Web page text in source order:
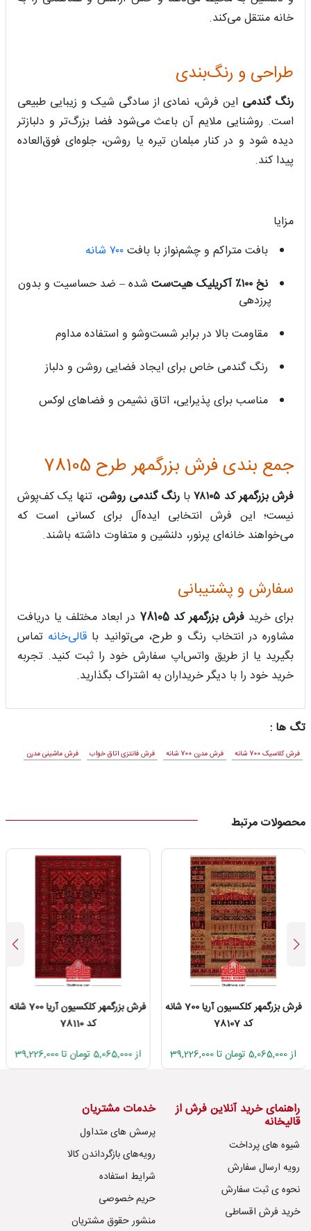
خانه منتقل می‌کند.
طراحی و رنگ‌بندی
رنگ گندمی این فرش، نمادی از سادگی شیک و زیبایی طبیعی
است. روشنایی ملایم آن باعث می‌شود فضا بزرگ‌تر و دلبازتر
دیده شود و در کنار مبلمان تیره یا روشن، جلوه‌ای فوق‌العاده
پیدا کند.
مزایا
بافت متراکم و چشم‌نواز با بافت۷۰۰ شانه
نخ ۱۰۰٪ آکریلیک هیت‌ست
شده – ضد حساسیت و بدون
پرزدهی
مقاومت بالا در برابر شست‌وشو و استفاده مداوم
رنگ گندمی خاص برای ایجاد فضایی روشن و دلباز
مناسب برای پذیرایی، اتاق نشیمن و فضاهای لوکس
جمع بندی فرش بزرگمهر طرح 78105
فرش بزرگمهر کد ۷۸۱۰۵ با رنگ گندمی روشن، تنها یک کف‌پوش
نیست؛ این فرش انتخابی ایده‌آل برای کسانی است که
می‌خواهند خانه‌ای پرنور، دلنشین و متفاوت داشته باشند.
سفارش و پشتیبانی
برای خرید فرش بزرگمهر کد 78105
در ابعاد مختلف یا دریافت
مشاوره در انتخاب رنگ و طرح، می‌توانید با قالی‌خانه تماس
بگیرید یا از طریق واتس‌اپ سفارش خود را ثبت کنید. تجربه
خرید خود را با دیگر خریداران به اشتراک بگذارید.
تگ ها :
فرش کلاسیک 700 شانه فرش مدرن 700 شانه فرش فانتزی اتاق خواب فرش ماشینی مدرن
محصولات مرتبط
فرش بزرگمهر کلکسیون آریا 700 شانه
کد 78107
از 5,065,000 تومان تا 39,226,000
فرش بزرگمهر کلکسیون آریا 700 شانه
کد 78110
از 5,065,000 تومان تا 39,226,000
راهنمای خرید آنلاین فرش از
قالیخانه
شیوه های پرداخت
رویه ارسال سفارش
نحوه ی ثبت سفارش
خرید فرش اقساطی
خدمات مشتریان
پرسش های متداول
رویه‌های بازگرداندن کالا
شرایط استفاده
حریم خصوصی
منشور حقوق مشتریان